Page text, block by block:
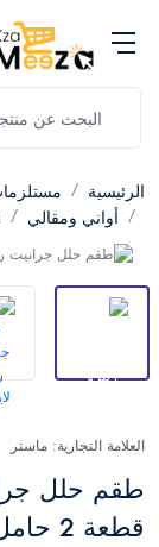
الرئيسية
أواني ومقالي
العلامة التجارية: ماستر
قطعة 2 حامل سيليكون - كراميل